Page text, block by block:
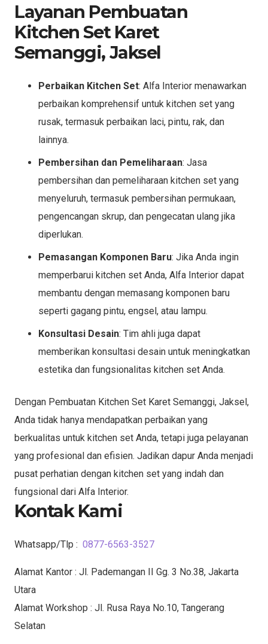
Layanan Pembuatan
Kitchen Set Karet
Semanggi, Jaksel
Perbaikan Kitchen Set: Alfa Interior menawarkan
perbaikan komprehensif untuk kitchen set yang
rusak, termasuk perbaikan laci, pintu, rak, dan
lainnya.
Pembersihan dan Pemeliharaan: Jasa
pembersihan dan pemeliharaan kitchen set yang
menyeluruh, termasuk pembersihan permukaan,
pengencangan skrup, dan pengecatan ulang jika
diperlukan.
Pemasangan Komponen Baru: Jika Anda ingin
memperbarui kitchen set Anda, Alfa Interior dapat
membantu dengan memasang komponen baru
seperti gagang pintu, engsel, atau lampu.
Konsultasi Desain: Tim ahli juga dapat
memberikan konsultasi desain untuk meningkatkan
estetika dan fungsionalitas kitchen set Anda.
Dengan Pembuatan Kitchen Set Karet Semanggi, Jaksel,
Anda tidak hanya mendapatkan perbaikan yang
berkualitas untuk kitchen set Anda, tetapi juga pelayanan
yang profesional dan efisien. Jadikan dapur Anda menjadi
pusat perhatian dengan kitchen set yang indah dan
fungsional dari Alfa Interior.
Kontak Kami
Whatsapp/Tlp : 0877-6563-3527
Alamat Kantor : Jl. Pademangan II Gg. 3 No.38, Jakarta
Utara
Alamat Workshop : Jl. Rusa Raya No.10, Tangerang
Selatan